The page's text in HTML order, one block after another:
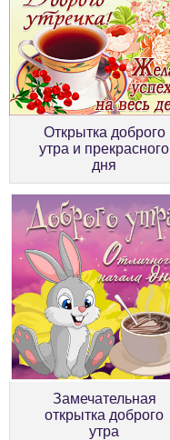
Открытка доброго
утра и прекрасного
дня
Замечательная
открытка доброго
утра